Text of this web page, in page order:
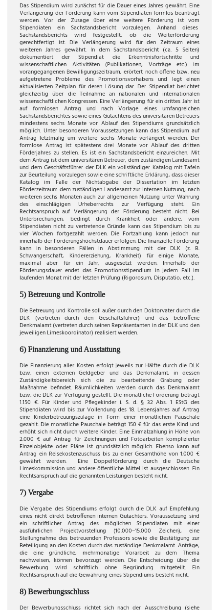
Das Stipendium wird zunächst für die Dauer eines Jahres gewährt. Eine
Verlängerung der Förderung kann vom Stipendiaten formlos beantragt
werden. Vor der Zusage über eine weitere Förderung ist vom
Stipendiaten ein Sachstandsbericht vorzulegen. Anhand dieses
Sachstandsberichts wird festgestellt, ob die Weiterförderung
gerechtfertigt ist. Die Verlängerung wird für den Zeitraum eines
weiteren Jahres gewährt. In dem Sachstandsbericht (ca. 5 Seiten)
dokumentiert der Stipendiat die Erkenntnisfortschritte und
wissenschaftlichen Aktivitäten (Publikationen, Vorträge etc.) im
vorangegangenen Bewilligungszeitraum, erörtert noch offene bzw. neu
aufgetretene Probleme des Promotionsvorhabens und legt einen
aktualisierten Zeitplan für deren Lösung dar. Der Stipendiat berichtet
gleichzeitig über die Teilnahme an nationalen und internationalen
wissenschaftlichen Kongressen. Eine Verlängerung für ein drittes Jahr ist
auf formlosen Antrag und nach Vorlage eines umfangreichen
Sachstandsberichtes sowie eines Gutachtens des universitären Betreuers
mindestens sechs Monate vor Ablauf des Stipendiums grundsätzlich
möglich. Unter besonderen Voraussetzungen kann das Stipendium auf
Antrag letztmalig um weitere sechs Monate verlängert werden. Der
formlose Antrag ist spätestens drei Monate vor Ablauf des dritten
Förderjahres zu stellen. Es ist ein Sachstandsbericht einzureichen. Mit
dem Antrag ist dem universitären Betreuer, dem zuständigen Landesamt
und dem Geschäftsführer der DLK ein vollständiger Katalog mit Tafeln
zur Beurteilung vorzulegen sowie eine schriftliche Erklärung, dass dieser
Katalog im Falle der Nichtabgabe der Dissertation im letzten
Förderzeitraum dem zuständigen Landesamt zur internen Nutzung, nach
weiteren sechs Monaten auch zur allgemeinen Nutzung unter Wahrung
des einschlägigen Urheberrechts zur Verfügung steht. Ein
Rechtsanspruch auf Verlängerung der Förderung besteht nicht. Bei
Unterbrechungen, bedingt durch Krankheit oder andere, vom
Stipendiaten nicht zu vertretende Gründe kann das Stipendium bis zu
vier Wochen fortgezahlt werden. Die Fortzahlung kann jedoch nur
innerhalb der Förderungshöchstdauer erfolgen. Die finanzielle Förderung
kann in besonderen Fällen in Abstimmung mit der DLK (z. B.
Schwangerschaft, Kindererziehung, Krankheit) für einige Monate,
maximal aber für ein Jahr, ausgesetzt werden. Innerhalb der
Förderungsdauer endet das Promotionsstipendium in jedem Fall im
laufenden Monat mit der letzten Prüfung (Rigorosum, Disputatio, etc.).
5) Betreuung und Kontrolle
Die Betreuung und Kontrolle soll außer durch den Doktorvater durch die
DLK (vertreten durch den Geschäftsführer) und das betroffene
Denkmalamt (vertreten durch seinen Repräsentanten in der DLK und den
jeweiligen Limeskoordinator) realisiert werden.
6) Finanzierung und Ausstattung
Die Finanzierung aller Kosten erfolgt jeweils zur Hälfte durch die DLK
bzw. einen externen Geldgeber und das Denkmalamt, in dessen
Zuständigkeitsbereich sich die zu bearbeitende Grabung oder
Maßnahme befindet. Räumlichkeiten werden durch das Denkmalamt
bzw. die DLK zur Verfügung gestellt. Die monatliche Förderung beträgt
1.150 €. Für Kinder und Pflegekinder i. S. d. § 32 Abs. 1 EStG des
Stipendiaten wird bis zur Vollendung des 18. Lebensjahres auf Antrag
eine Kinderbetreuungszulage in Form einer monatlichen Pauschale
gezahlt. Die monatliche Pauschale beträgt 150 € für das erste Kind und
erhöht sich nicht durch weitere Kinder. Eine Einmalzahlung in Höhe von
2.000 € auf Antrag für Zeichnungen und Fotoarbeiten komplizierter
Einzelobjekte oder Pläne ist grundsätzlich möglich. Ebenso kann auf
Antrag ein Reisekostenzuschuss bis zu einer Gesamthöhe von 1.000 €
gewährt werden. Eine Doppelförderung durch die Deutsche
Limeskommission und andere öffentliche Mittel ist ausgeschlossen. Ein
Rechtsanspruch auf die genannten Leistungen besteht nicht.
7) Vergabe
Die Vergabe des Stipendiums erfolgt durch die DLK auf Empfehlung
eines nicht direkt betroffenen internen Gutachters. Voraussetzung sind
ein schriftlicher Antrag des möglichen Stipendiaten mit einer
ausführlichen Projektvorstellung (10.000–15.000 Zeichen), eine
Stellungnahme des betreuenden Professors sowie die Bestätigung zur
Beteiligung an den Kosten durch das zuständige Denkmalamt. Anträge,
die eine gründliche, mehrmonatige Vorarbeit zu dem Thema
nachweisen, können bevorzugt werden. Die Entscheidung über die
Bewerbung wird schriftlich ohne Begründung mitgeteilt. Ein
Rechtsanspruch auf die Gewährung eines Stipendiums besteht nicht.
8) Bewerbungsschluss
Der Bewerbungsschluss richtet sich nach der Ausschreibung (siehe